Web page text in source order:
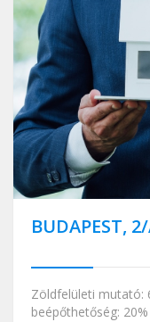
BUDAPEST,
Zöldfelületi mutató:
beépőthetőség: